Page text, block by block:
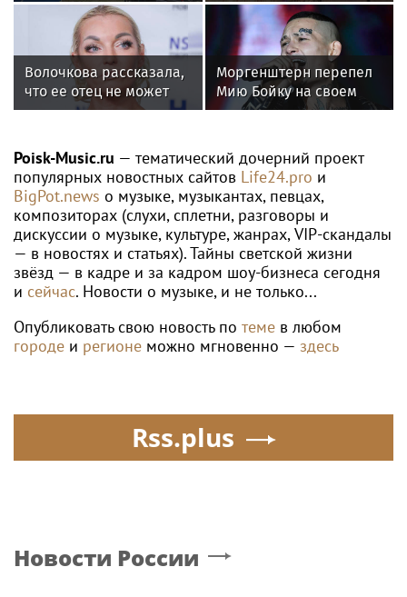
обеспечили почти 12
МВт мощности для
новых жилых
кварталов
отсутствия фотографий
со шпагатами
Волочкова рассказала,
что ее отец не может
восстановиться после
Моргенштерн перепел
Мию Бойку на своем
концерте
Poisk-Music.ru — тематический дочерний проект
популярных новостных сайтов Life24.pro и
BigPot.news о музыке, музыкантах, певцах,
композиторах (слухи, сплетни, разговоры и
дискуссии о музыке, культуре, жанрах, VIP-скандалы
— в новостях и статьях). Тайны светской жизни
звёзд — в кадре и за кадром шоу-бизнеса сегодня
и сейчас. Новости о музыке, и не только...
Опубликовать свою новость по теме в любом
городе и регионе можно мгновенно — здесь
Rss.plus
Новости России